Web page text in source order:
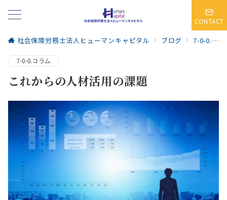
CONTACT
社会保険労務士法人ヒューマンキャピタル ブログ 7-0-0.コラム
7-0-0.コラム
これからの人材活用の課題